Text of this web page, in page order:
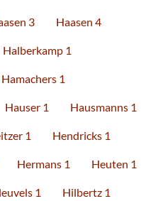
3 Haasen 4
Halberkamp 1
Hamachers 1
Hauser 1 Hausmanns 1
1 Hendricks 1
Hermans 1 Heuten 1
1 Hilbertz 1